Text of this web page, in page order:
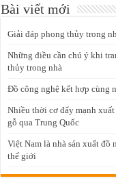
Bài viết mới
Giải đáp phong thủy trong
Những điều cần chú ý khi
thủy trong nhà
Đồ công nghệ kết hợp cùng
Nhiều thời cơ đẩy mạnh
gỗ qua Trung Quốc
Việt Nam là nhà sản xuất
thế giới